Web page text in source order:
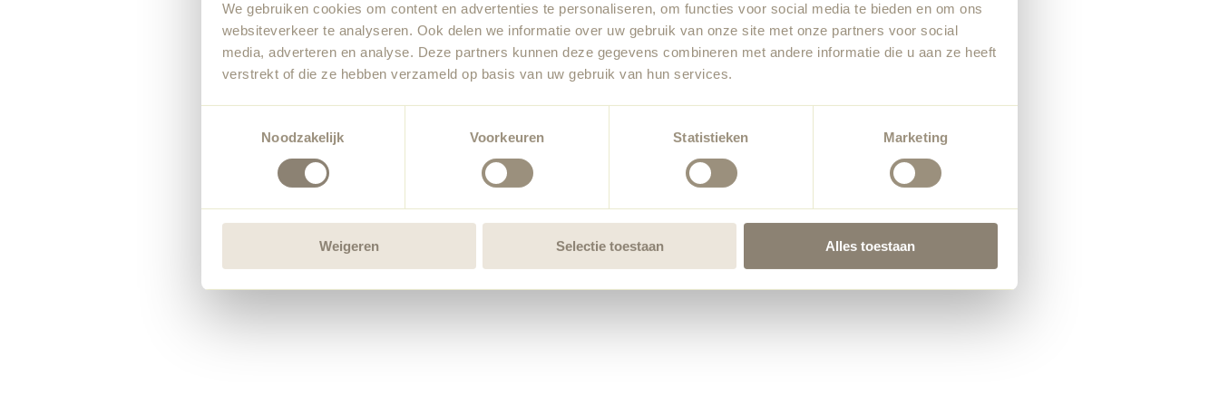
We gebruiken cookies om content en advertenties te personaliseren, om functies voor social media te bieden en om ons
websiteverkeer te analyseren. Ook delen we informatie over uw gebruik van onze site met onze partners voor social
media, adverteren en analyse. Deze partners kunnen deze gegevens combineren met andere informatie die u aan ze heeft
verstrekt of die ze hebben verzameld op basis van uw gebruik van hun services.
Noodzakelijk
Voorkeuren Statistieken Marketing
Weigeren Selectie toestaan Alles toestaan